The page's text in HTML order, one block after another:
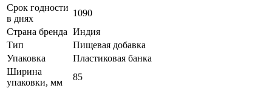
Срок годности
в днях
1090
Страна бренда Индия
Тип
Пищевая добавка
Упаковка
Пластиковая банка
Ширина
упаковки, мм
85